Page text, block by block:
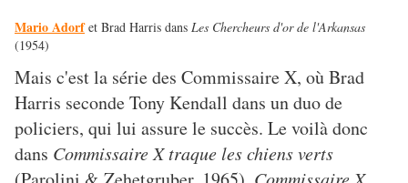
Mario Adorfet Brad Harris dans Les Chercheurs d'or de l'Arkansas
(1954)
Mais c'est la série des Commissaire X, où Brad
Harris seconde Tony Kendall dans un duo de
policiers, qui lui assure le succès. Le voilà donc
dans Commissaire X traque les chiens verts